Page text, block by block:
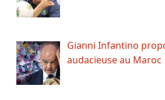
Gianni Infantino
audacieuse au Maroc